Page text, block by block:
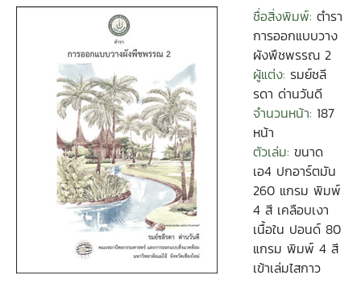
ชื่อสิ่งพิมพ์: ตำรา
การออกแบบวาง
ผังพืชพรรณ 2
ผู้แต่ง: รมย์ชลี
รดา ด่านวันดี
จำนวนหน้า: 187
หน้า
ตัวเล่ม: ขนาด
เอ4 ปกอาร์ตมัน
260 แกรม พิมพ์
4 สี เคลือบเงา
เนื้อใน ปอนด์ 80
แกรม พิมพ์ 4 สี
เข้าเล่มไสกาว